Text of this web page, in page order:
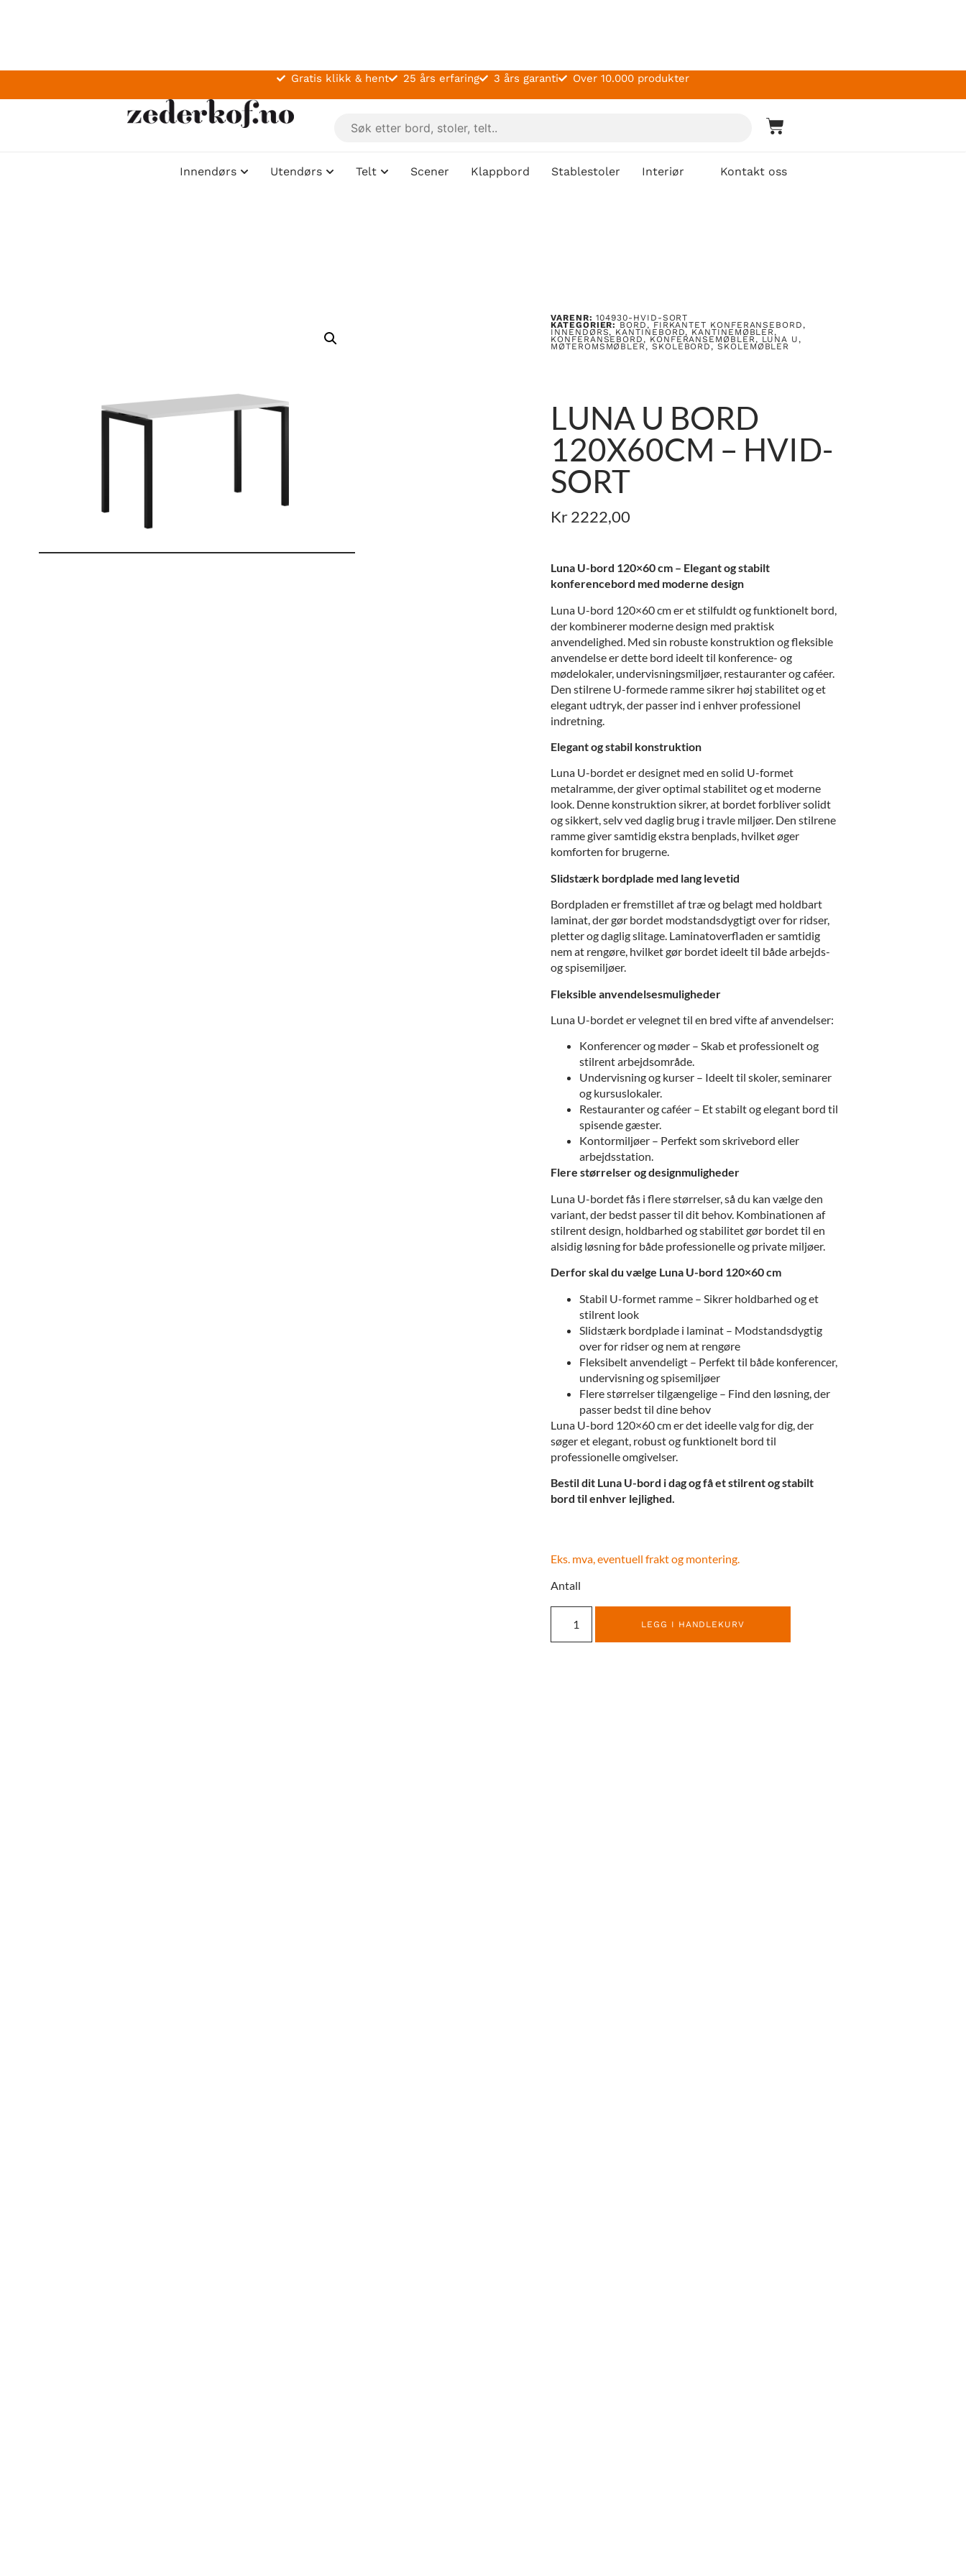
Gratis klikk & hent 25 års erfaring 3 års garanti Over 10.000 produkter
Innendørs Utendørs Telt Scener Klappbord Stablestoler Interiør Kontakt oss
VARENR: 104930-HVID-SORT
KATEGORIER: BORD, FIRKANTET KONFERANSEBORD,
INNENDØRS, KANTINEBORD, KANTINEMØBLER,
KONFERANSEBORD, KONFERANSEMØBLER, LUNA U,
MØTEROMSMØBLER, SKOLEBORD,SKOLEMØBLER
LUNA U BORD
120X60CM – HVID-
SORT
Kr2222,00
Luna U-bord 120×60 cm – Elegant og stabilt
konferencebord med moderne design
Luna U-bord 120×60 cm er et stilfuldt og funktionelt bord,
der kombinerer moderne design med praktisk
anvendelighed. Med sin robuste konstruktion og fleksible
anvendelse er dette bord ideelt til konference- og
mødelokaler, undervisningsmiljøer, restauranter og caféer.
Den stilrene U-formede ramme sikrer høj stabilitet og et
elegant udtryk, der passer ind i enhver professionel
indretning.
Elegant og stabil konstruktion
Luna U-bordet er designet med en solid U-formet
metalramme, der giver optimal stabilitet og et moderne
look. Denne konstruktion sikrer, at bordet forbliver solidt
og sikkert, selv ved daglig brug i travle miljøer. Den stilrene
ramme giver samtidig ekstra benplads, hvilket øger
komforten for brugerne.
Slidstærk bordplade med lang levetid
Bordpladen er fremstillet af træ og belagt med holdbart
laminat, der gør bordet modstandsdygtigt over for ridser,
pletter og daglig slitage. Laminatoverfladen er samtidig
nem at rengøre, hvilket gør bordet ideelt til både arbejds-
og spisemiljøer.
Fleksible anvendelsesmuligheder
Luna U-bordet er velegnet til en bred vifte af anvendelser:
Konferencer og møder – Skab et professionelt og
stilrent arbejdsområde.
Undervisning og kurser – Ideelt til skoler, seminarer
og kursuslokaler.
Restauranter og caféer – Et stabilt og elegant bord til
spisende gæster.
Kontormiljøer – Perfekt som skrivebord eller
arbejdsstation.
Flere størrelser og designmuligheder
Luna U-bordet fås i flere størrelser, så du kan vælge den
variant, der bedst passer til dit behov. Kombinationen af
stilrent design, holdbarhed og stabilitet gør bordet til en
alsidig løsning for både professionelle og private miljøer.
Derfor skal du vælge Luna U-bord 120×60 cm
Stabil U-formet ramme – Sikrer holdbarhed og et
stilrent look
Slidstærk bordplade i laminat – Modstandsdygtig
over for ridser og nem at rengøre
Fleksibelt anvendeligt – Perfekt til både konferencer,
undervisning og spisemiljøer
Flere størrelser tilgængelige – Find den løsning, der
passer bedst til dine behov
Luna U-bord 120×60 cm er det ideelle valg for dig, der
søger et elegant, robust og funktionelt bord til
professionelle omgivelser.
Bestil dit Luna U-bord i dag og få et stilrent og stabilt
bord til enhver lejlighed.
Eks. mva, eventuell frakt og montering.
Antall
LEGG I HANDLEKURV